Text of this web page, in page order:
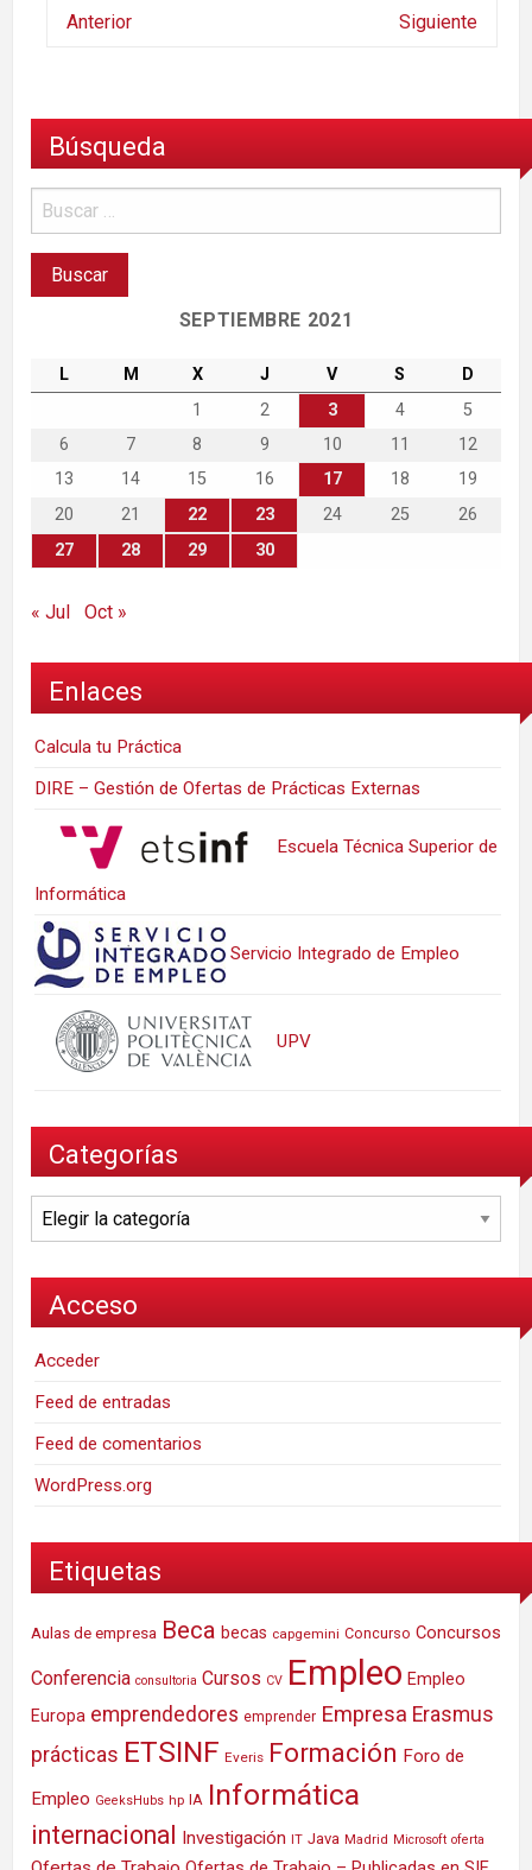
Anterior Siguiente
Búsqueda
SEPTIEMBRE 2021
L M X J V S
D
1
2 3 4
5
6
7 8 9 10 11
12
13
14 15 16 17 18
19
20
21 22 23 24 25
26
27
28 29 30
« Jul Oct »
Enlaces
Calcula tu Práctica
DIRE – Gestión de Ofertas de Prácticas Externas
Escuela Técnica Superior de
Informática
Servicio Integrado de Empleo
UPV
Categorías
Categorías
Acceso
Acceder
Feed de entradas
Feed de comentarios
WordPress.org
Etiquetas
Aulas de empresa Beca becas capgemini Concurso Concursos
Conferencia consultoria Cursos CV Empleo Empleo
Europa emprendedores emprender Empresa Erasmus
prácticas ETSINF Everis Formación Foro de
Empleo GeeksHubs hp IA Informática
internacional Investigación IT Java Madrid Microsoft oferta